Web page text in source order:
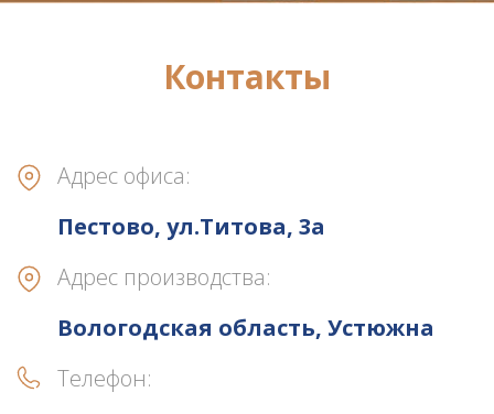
Контакты
Адрес офиса:
Пестово, ул.Титова, 3а
Адрес производства:
Вологодская область, Устюжна
Телефон: